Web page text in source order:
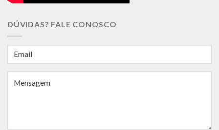
DÚVIDAS? FALE CONOSCO